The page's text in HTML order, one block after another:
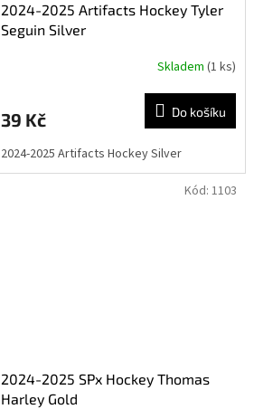
2024-2025 Artifacts Hockey Tyler
Seguin Silver
Skladem (1 ks)
39 Kč Do košíku
2024-2025 Artifacts Hockey Silver
2024-2025 SPx Hockey Thomas
Harley Gold
Kód: 1103